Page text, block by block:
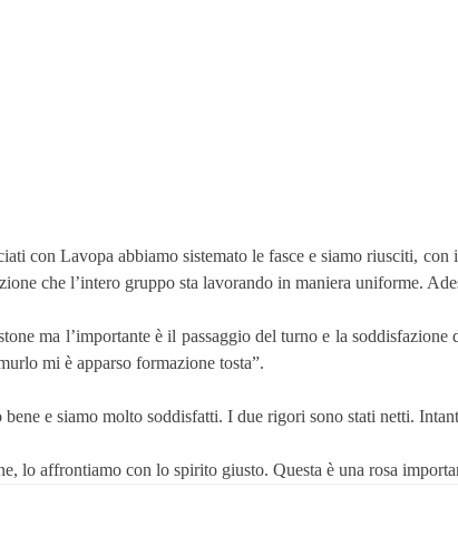
con Lavopa abbiamo sistemato le fasce e siamo riusciti,
che l’intero gruppo sta lavorando in maniera uniforme.
ma l’importante è il passaggio del turno e la
mi è apparso formazione tosta”.
e siamo molto soddisfatti. I due rigori sono stati netti.
lo affrontiamo con lo spirito giusto. Questa è una rosa